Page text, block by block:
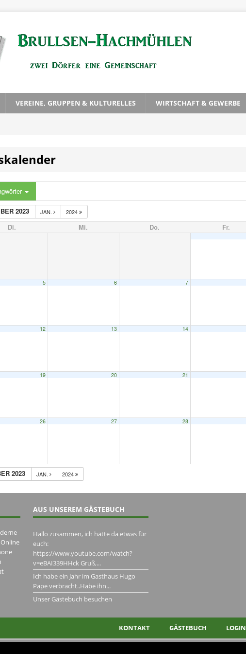
VEREINE, GRUPPEN & KULTURELLES WIRTSCHAFT & GEWERBE
2023 JAN. 2024
Di. Mi. Do. Fr.
5 6 7
12 13 14
19 20 21
26 27 28
2023 JAN. 2024
AUS UNSEREM GÄSTEBUCH
Hallo zusammen, ich hätte da etwas für
euch:
https://www.youtube.com/watch?
v=eBAI339HHck Gruß,...
Ich habe ein Jahr im Gasthaus Hugo
Pape verbracht..Habe ihn...
Unser Gästebuch besuchen
KONTAKT GÄSTEBUCH LOGIN